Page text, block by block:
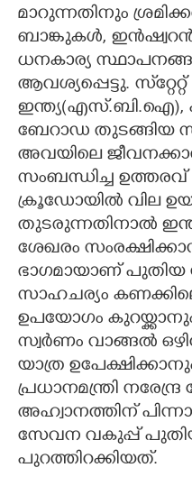
മാറുന്നതിനും
ബാങ്കുകൾ,
ധനകാര്യ
ആവശ്യപ്പെട്ടു.
ബേറാഡ തുടങ്ങിയ
അവയിലെ
സംബന്ധിച്ച
ക്രൂഡോയിൽ വില
തുടരുന്നതിനാൽ
ശേഖരം
ഭാഗമായാണ് പുതിയ
സാഹചര്യം
ഉപയോഗം
സ്വർണം വാങ്ങൽ
യാത്ര
പ്രധാനമന്ത്രി
അഹ്വാനത്തിന്
സേവന വകുപ്പ്
പുറത്തിറക്കിയത്.